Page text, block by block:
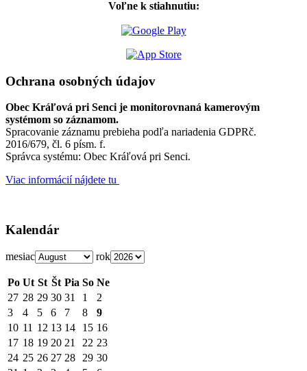
Voľne k stiahnutiu:
Ochrana osobných údajov
Obec Kráľová pri Senci je monitorovnaná kamerovým
systémom so záznamom.
Spracovanie záznamu prebieha podľa nariadenia GDPRč.
2016/679, čl. 6 písm. f.
Správca systému: Obec Kráľová pri Senci.
Viac informácií nájdete tu
Kalendár
mesiac rok
Po Ut St Št Pia So Ne
27 28 29 30 31 1
2
3
4 5 6 7 8
9
10 11 12 13 14 15 16
17 18 19 20 21 22 23
24 25 26 27 28 29 30